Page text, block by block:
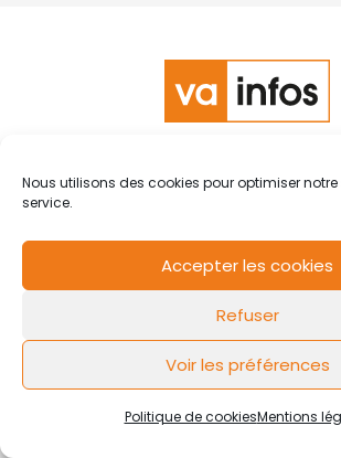
Nous utilisons des cookies pour optimiser notre
service.
Accepter les cookies
Refuser
Voir les préférences
Politique de cookiesMentions
Contact
Mentions légales Politique de